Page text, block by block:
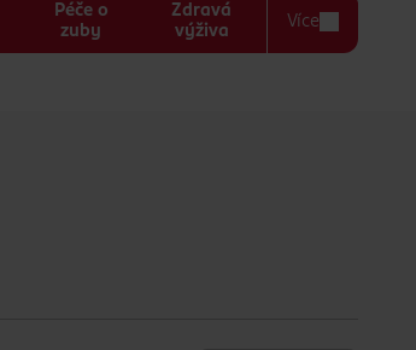
Péče o
zuby
Zdravá
výživa
Více